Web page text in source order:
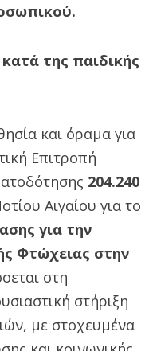
της παιδικής
και όραμα για
Επιτροπή
204.240
Αιγαίου για το
για την
Φτώχειας στην
στη
στήριξη
με στοχευμένα